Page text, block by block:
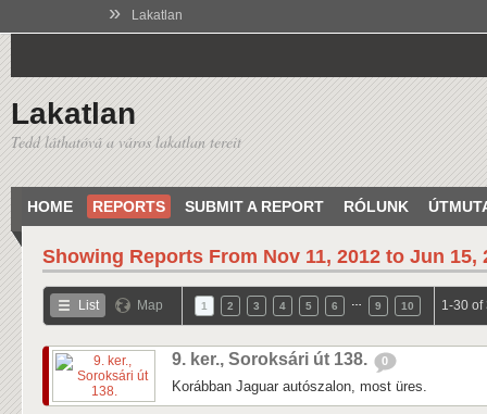
» Lakatlan
Lakatlan
Tedd láthatóvá a város lakatlan tereit
HOME REPORTS SUBMIT A REPORT RÓLUNK
Showing Reports From Nov 11, 2012 to Jun 15,
List Map 1 2 3 4 5 6 9 10 1-30 of
9. ker., Soroksári út 138. 0
Korábban Jaguar autószalon, most üres.